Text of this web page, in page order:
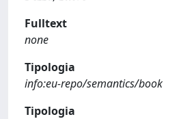
Fulltext
none
Tipologia
info:eu-repo/semantics/book
Tipologia